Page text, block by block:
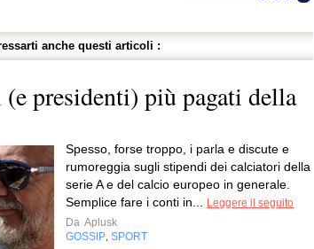
anche questi articoli :
presidenti) più pagati della
Spesso, forse troppo, i parla e discute e
rumoreggia sugli stipendi dei calciatori della
serie A e del calcio europeo in generale.
Semplice fare i conti in...
Leggere il seguito
Da Aplusk
GOSSIP SPORT